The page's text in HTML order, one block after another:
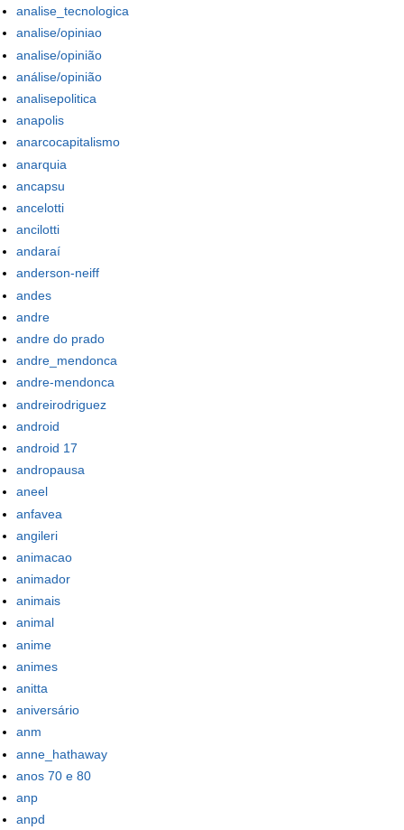
analise_tecnologica
analise/opiniao
analise/opinião
análise/opinião
analisepolitica
anapolis
anarcocapitalismo
anarquia
ancapsu
ancelotti
ancilotti
andaraí
anderson-neiff
andes
andre
andre do prado
andre_mendonca
andre-mendonca
andreirodriguez
android
android 17
andropausa
aneel
anfavea
angileri
animacao
animador
animais
animal
anime
animes
anitta
aniversário
anm
anne_hathaway
anos 70 e 80
anp
anpd